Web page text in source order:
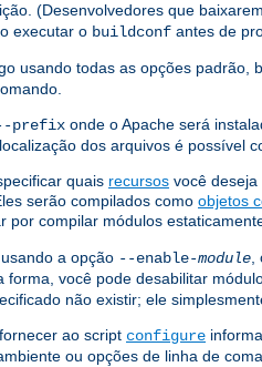
(Desenvolvedores que
executar o buildconf antes de
usando todas as opções padrão,
prefix onde o Apache será
dos arquivos é possível
quais recursos você deseja
serão compilados como objetos
por compilar módulos
a opção --enable-module,
você pode desabilitar
não existir; ele
ao script configure
ou opções de linha de